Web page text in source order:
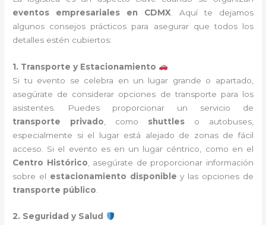
eventos empresariales en CDMX . Aquí te dejamos
algunos consejos prácticos para asegurar que todos los
detalles estén cubiertos:
1. Transporte y Estacionamiento
Si tu evento se celebra en un lugar grande o apartado,
asegúrate de considerar opciones de transporte para los
asistentes. Puedes proporcionar un servicio de
transporte privado , como shuttles o autobuses,
especialmente si el lugar está alejado de zonas de fácil
acceso. Si el evento es en un lugar céntrico, como en el
Centro Histórico , asegúrate de proporcionar información
sobre el estacionamiento disponible y las opciones de
transporte público
2. Seguridad y Salud